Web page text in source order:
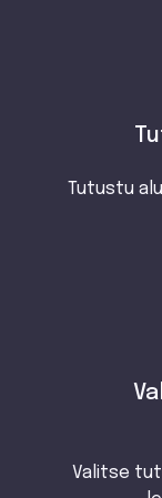
Tutustu
Valitse